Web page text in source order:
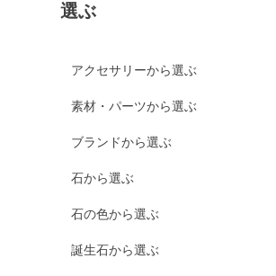
選ぶ
アクセサリーから選ぶ
素材・パーツから選ぶ
ブランドから選ぶ
石から選ぶ
石の色から選ぶ
誕生石から選ぶ